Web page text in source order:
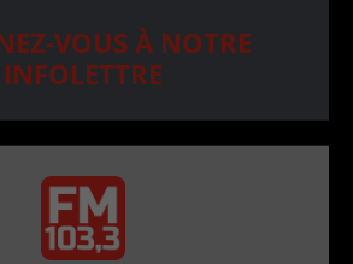
VOUS À NOTRE
INFOLETTRE